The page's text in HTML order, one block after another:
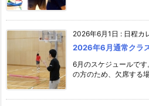
2026年6月1日 : 日程カ
2026年6月通常クラ
6月のスケジュールで
の方のため、欠席する